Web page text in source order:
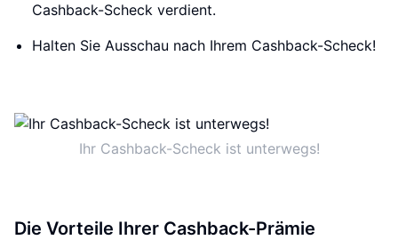
Cashback-Scheck verdient.
Halten Sie Ausschau nach Ihrem Cashback-Scheck!
Ihr Cashback-Scheck ist unterwegs!
Die Vorteile Ihrer Cashback-Prämie